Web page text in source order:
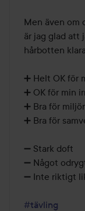
Men även om
är jag glad att
hårbotten
➕ Helt OK för
➕ OK för min
➕ Bra för
➕ Bra för
➖ Stark doft
➖ Något
➖ Inte riktigt
#tävling